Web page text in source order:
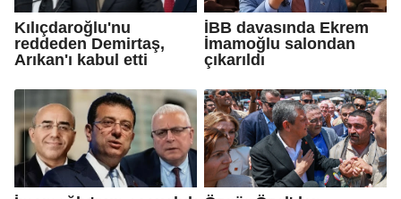
Kılıçdaroğlu'nu
reddeden Demirtaş,
Arıkan'ı kabul etti
İBB davasında Ekrem
İmamoğlu salondan
çıkarıldı